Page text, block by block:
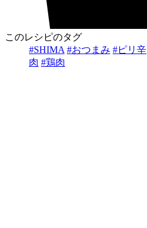
このレシピのタグ
#SHIMA #おつまみ #ピリ辛
肉 #鶏肉